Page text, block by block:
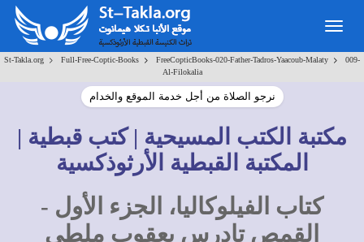
St-Takla.org > Full-Free-Coptic-Books > FreeCopticBooks-020-Father-Tadros-Yaacoub-Malaty >
009-
Al-Filokalia
نرجو الصلاة من أجل خدمة الموقع والخدام
مكتبة الكتب المسيحية | كتب قبطية |
المكتبة القبطية الأرثوذكسية
كتاب الفيلوكاليا، الجزء الأول -
القمص تادرس يعقوب ملطي